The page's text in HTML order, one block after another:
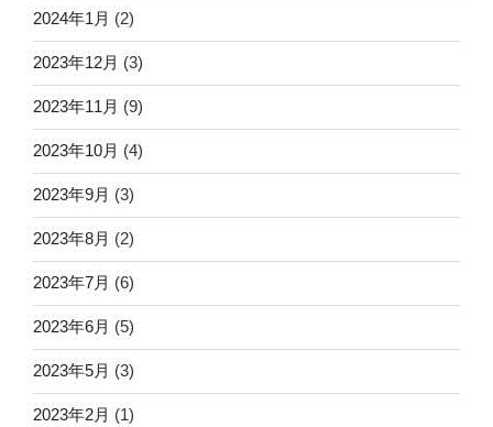
2024年1月 (2)
2023年12月 (3)
2023年11月 (9)
2023年10月 (4)
2023年9月 (3)
2023年8月 (2)
2023年7月 (6)
2023年6月 (5)
2023年5月 (3)
2023年2月 (1)